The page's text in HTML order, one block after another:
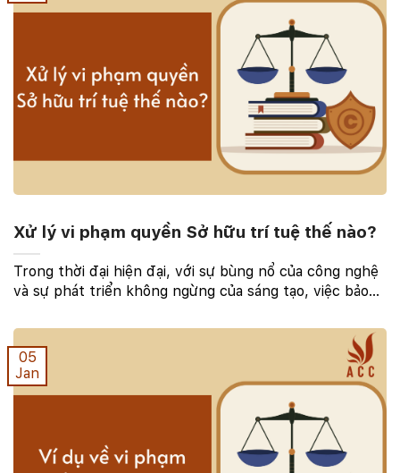
Xử lý vi phạm quyền Sở hữu trí tuệ thế nào?
Trong thời đại hiện đại, với sự bùng nổ của công nghệ
và sự phát triển không ngừng của sáng tạo, việc bảo
Tuy nhiên, đối mặt với sự gia tăng của ...
05
Jan